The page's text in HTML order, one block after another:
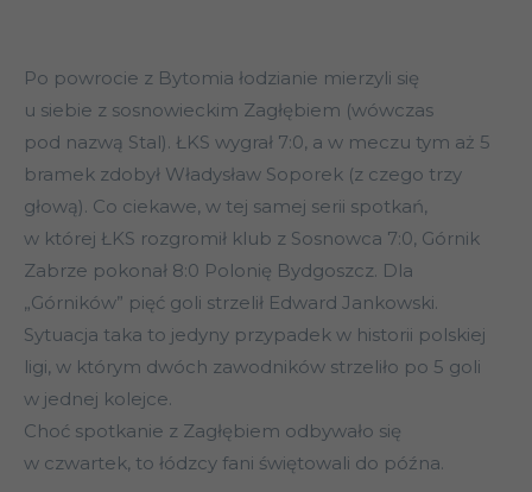
Po powrocie z Bytomia łodzianie mierzyli się
u siebie z sosnowieckim Zagłębiem (wówczas
pod nazwą Stal). ŁKS wygrał 7:0, a w meczu tym aż 5
bramek zdobył Władysław Soporek (z czego trzy
głową). Co ciekawe, w tej samej serii spotkań,
w której ŁKS rozgromił klub z Sosnowca 7:0, Górnik
Zabrze pokonał 8:0 Polonię Bydgoszcz. Dla
„Górników” pięć goli strzelił Edward Jankowski.
Sytuacja taka to jedyny przypadek w historii polskiej
ligi, w którym dwóch zawodników strzeliło po 5 goli
w jednej kolejce.
Choć spotkanie z Zagłębiem odbywało się
w czwartek, to łódzcy fani świętowali do późna.